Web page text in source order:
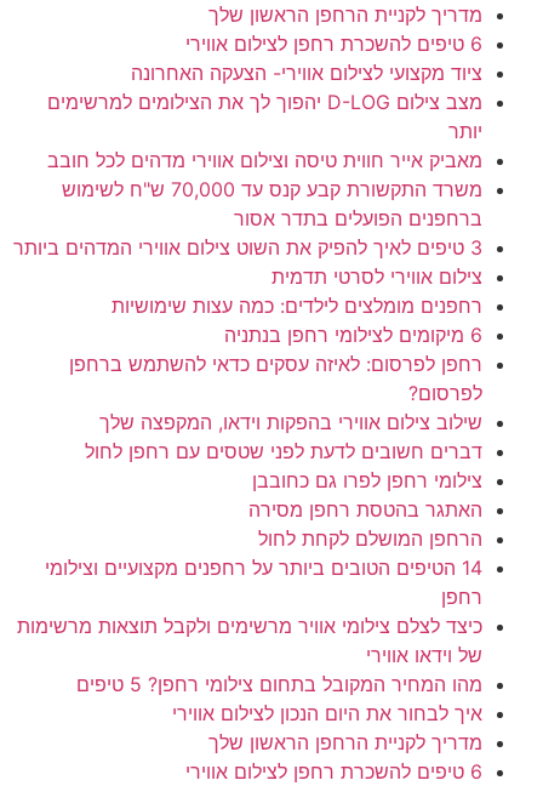
מדריך לקניית הרחפן הראשון שלך
6 טיפים להשכרת רחפן לצילום אווירי
ציוד מקצועי לצילום אווירי- הצעקה האחרונה
מצב צילום D-LOG יהפוך לך את הצילומים למרשימים
יותר
מאביק אייר חווית טיסה וצילום אווירי מדהים לכל חובב
משרד התקשורת קבע קנס עד 70,000 ש"ח לשימוש
ברחפנים הפועלים בתדר אסור
3 טיפים לאיך להפיק את השוט צילום אווירי המדהים ביותר
צילום אווירי לסרטי תדמית
רחפנים מומלצים לילדים: כמה עצות שימושיות
6 מיקומים לצילומי רחפן בנתניה
רחפן לפרסום: לאיזה עסקים כדאי להשתמש ברחפן
לפרסום?
שילוב צילום אווירי בהפקות וידאו, המקפצה שלך
דברים חשובים לדעת לפני שטסים עם רחפן לחול
צילומי רחפן לפרו גם כחובבן
האתגר בהטסת רחפן מסירה
הרחפן המושלם לקחת לחול
14 הטיפים הטובים ביותר על רחפנים מקצועיים וצילומי
רחפן
כיצד לצלם צילומי אוויר מרשימים ולקבל תוצאות מרשימות
של וידאו אווירי
מהו המחיר המקובל בתחום צילומי רחפן? 5 טיפים
איך לבחור את היום הנכון לצילום אווירי
מדריך לקניית הרחפן הראשון שלך
6 טיפים להשכרת רחפן לצילום אווירי